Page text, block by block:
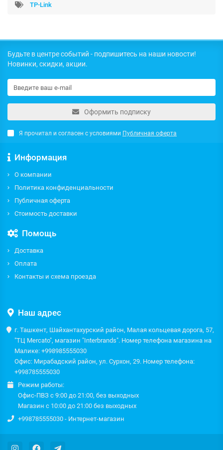
TP-Link
Будьте в центре событий - подпишитесь на наши новости!
Новинки, скидки, акции.
Оформить подписку
Я прочитал и согласен с условиями Публичная оферта
Информация
О компании
Политика конфиденциальности
Публичная оферта
Стоимость доставки
Помощь
Доставка
Оплата
Контакты и схема проезда
Наш адрес
г. Ташкент, Шайхантахурский район, Малая кольцевая дорога, 57,
"ТЦ Mercato", магазин "Interbrands". Номер телефона магазина на
Малике: +998985555030
Офис: Мирабадский район, ул. Сурхон, 29. Номер телефона:
+998785555030
Режим работы:
Офис-ПВЗ с 9:00 до 21:00, без выходных
Магазин с 10:00 до 21:00 без выходных
+998785555030 - Интернет-магазин